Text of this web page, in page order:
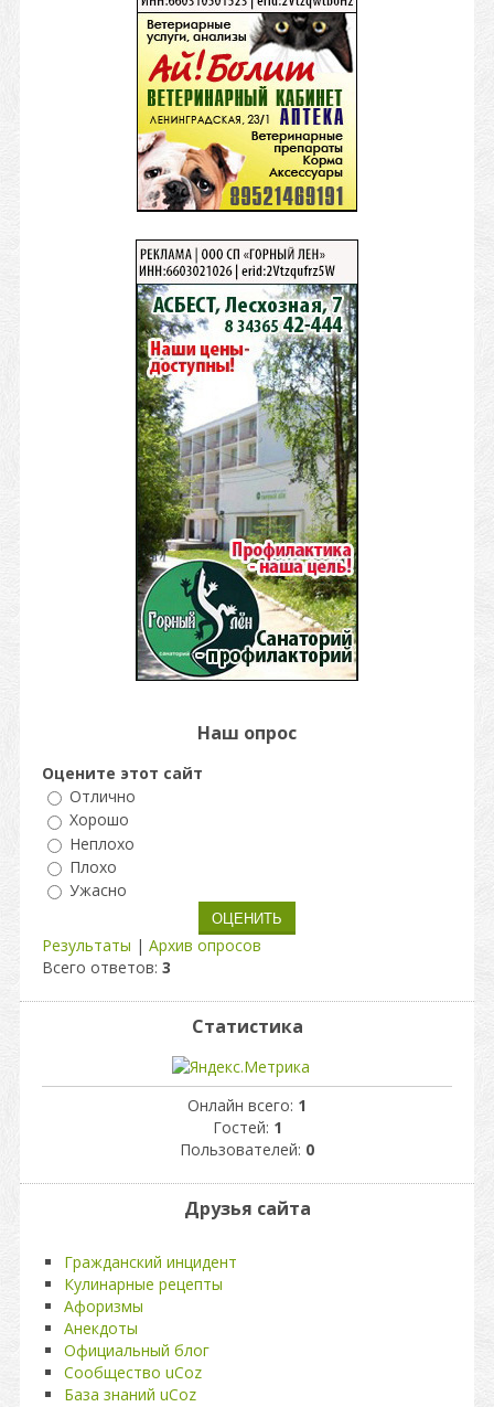
Наш опрос
Оцените этот сайт
Отлично
Хорошо
Неплохо
Плохо
Ужасно
Результаты | Архив опросов
Всего ответов: 3
Статистика
Онлайн всего: 1
Гостей: 1
Пользователей: 0
Друзья сайта
Гражданский инцидент
Кулинарные рецепты
Афоризмы
Анекдоты
Официальный блог
Сообщество uCoz
База знаний uCoz